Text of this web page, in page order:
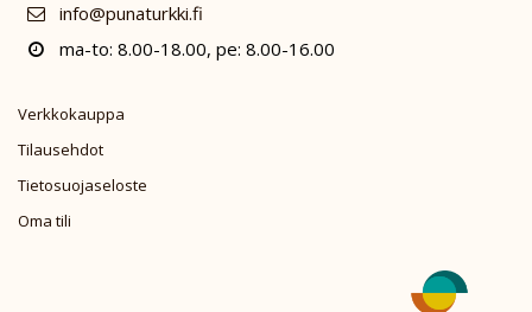
info@punaturkki.fi
ma-to: 8.00-18.00, pe: 8.00-16.00
Verkkokauppa
Tilausehdot
Tietosuojaseloste
Oma tili